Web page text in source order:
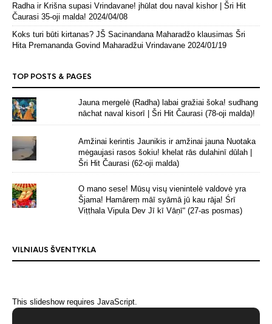
Radha ir Krišna supasi Vrindavane! jhūlat dou naval kishor | Šri Hit
Čaurasi 35-oji malda! 2024/04/08
Koks turi būti kirtanas? JŠ Sacinandana Maharadžo klausimas Šri
Hita Premananda Govind Maharadžui Vrindavane 2024/01/19
TOP POSTS & PAGES
Jauna mergelė (Radha) labai gražiai šoka! sudhang
nāchat naval kisorī | Šri Hit Čaurasi (78-oji malda)!
Amžinai kerintis Jaunikis ir amžinai jauna Nuotaka
mėgaujasi rasos šokiu! khelat rās dulahinī dūlah |
Šri Hit Čaurasi (62-oji malda)
O mano sese! Mūsų visų vienintelė valdovė yra
Šjama! Hamāreṃ māī syāmā jū kau rāja! Śrī
Viṭṭhala Vipula Dev Jī kī Vāṇī“ (27-as posmas)
VILNIAUS ŠVENTYKLA
This slideshow requires JavaScript.